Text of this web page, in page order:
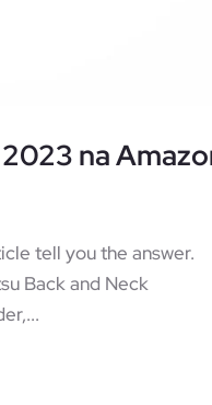
na
tell you the answer.
Back and Neck